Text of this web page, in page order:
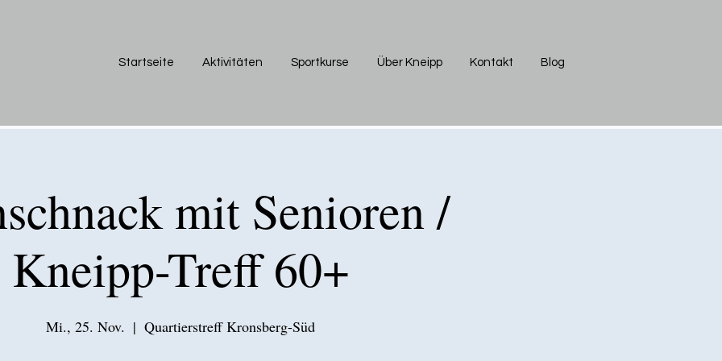
Startseite Aktivitäten Sportkurse Über Kneipp Kontakt Blog
mit Senioren /
Kneipp-Treff 60+
Mi., 25. Nov.
  |
Quartierstreff Kronsberg-Süd